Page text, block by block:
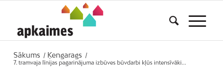
Sākums / Ķengarags
/
7. tramvaja līnijas pagarinājuma izbūves būvdarbi kļūs intensīvāki...